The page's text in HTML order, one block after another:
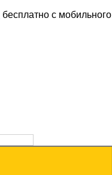
бесплатно с мобильного